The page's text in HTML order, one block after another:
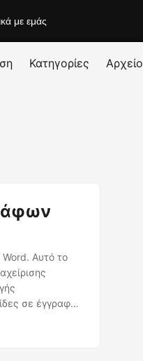
με εμάς
Κατηγορίες Αρχείο
Αυτό το
σε έγγραφο